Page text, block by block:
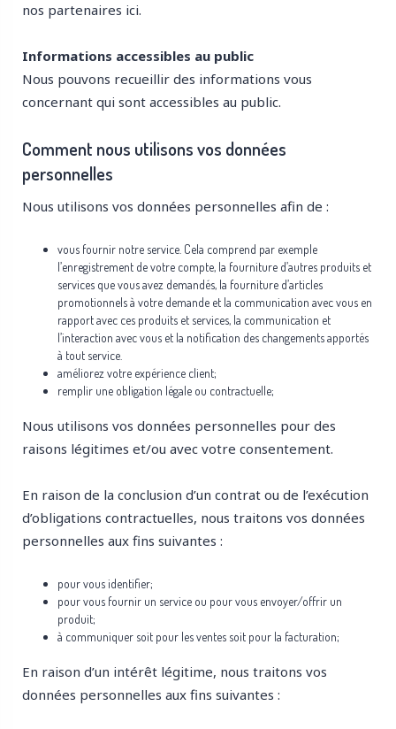
nos partenaires ici.
Informations accessibles au public
Nous pouvons recueillir des informations vous
concernant qui sont accessibles au public.
Comment nous utilisons vos données
personnelles
Nous utilisons vos données personnelles afin de :
vous fournir notre service. Cela comprend par exemple
l’enregistrement de votre compte, la fourniture d’autres produits et
services que vous avez demandés, la fourniture d’articles
promotionnels à votre demande et la communication avec vous en
rapport avec ces produits et services, la communication et
l’interaction avec vous et la notification des changements apportés
à tout service.
améliorez votre expérience client;
remplir une obligation légale ou contractuelle;
Nous utilisons vos données personnelles pour des
raisons légitimes et/ou avec votre consentement.
En raison de la conclusion d’un contrat ou de l’exécution
d’obligations contractuelles, nous traitons vos données
personnelles aux fins suivantes :
pour vous identifier;
pour vous fournir un service ou pour vous envoyer/offrir un
produit;
à communiquer soit pour les ventes soit pour la facturation;
En raison d’un intérêt légitime, nous traitons vos
données personnelles aux fins suivantes :